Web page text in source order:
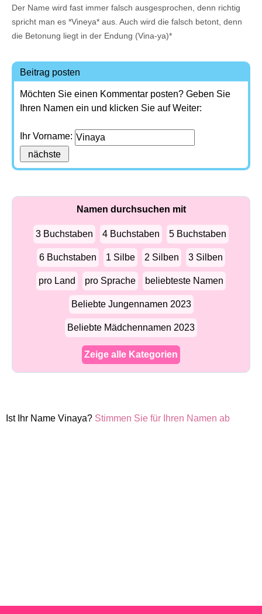
Der Name wird fast immer falsch ausgesprochen, denn richtig
spricht man es *Vineya* aus. Auch wird die falsch betont, denn
die Betonung liegt in der Endung (Vina-ya)*
Beitrag posten
Möchten Sie einen Kommentar posten? Geben Sie
Ihren Namen ein und klicken Sie auf Weiter:
Ihr Vorname:
Namen durchsuchen mit
3 Buchstaben 4 Buchstaben 5 Buchstaben
6 Buchstaben 1 Silbe 2 Silben 3 Silben
pro Land pro Sprache beliebteste Namen
Beliebte Jungennamen 2023
Beliebte Mädchennamen 2023
Zeige alle Kategorien
Ist Ihr Name Vinaya? Stimmen Sie für Ihren Namen ab